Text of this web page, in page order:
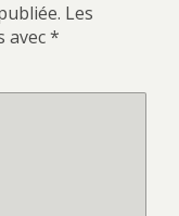
Les
avec*